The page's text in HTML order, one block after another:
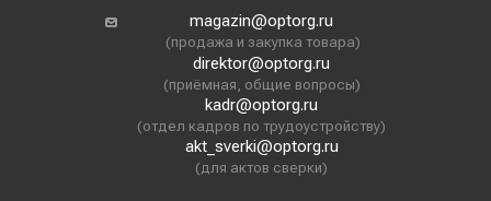
magazin@optorg.ru
(продажа и закупка товара)
direktor@optorg.ru
(приёмная, общие вопросы)
kadr@optorg.ru
(отдел кадров по трудоустройству)
akt_sverki@optorg.ru
(для актов сверки)